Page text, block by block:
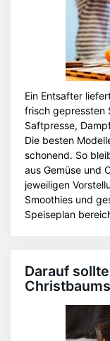
Ein Entsafter
frisch gepressten
Saftpresse,
Die besten
schonend. So
aus Gemüse und
jeweiligen
Smoothies und
Speiseplan
Darauf